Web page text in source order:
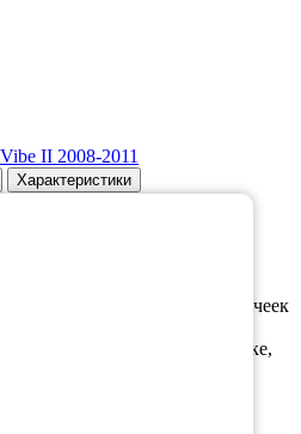
II 2008-2011
Характеристики
плотного материала
не пропускает воду.
в виде ромбовидных ячеек
иной жидкости в багажнике,
а задерживается в